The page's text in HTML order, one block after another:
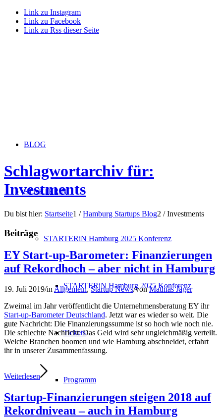
Link zu Instagram
Link zu Facebook
Link zu Rss dieser Seite
BLOG
STARTERiN
STARTERiN Hamburg 2025 Konferenz
STARTERiN Hamburg 2025 Konferenz
Tickets
Programm
Schlagwortarchiv für:
Investments
Du bist hier: Startseite1 / Hamburg Startups Blog2 / Investments
Beiträge
EY Start-up-Barometer: Finanzierungen
auf Rekordhoch – aber nicht in Hamburg
19. Juli 2019/inAllgemein,Startup News/vonMathias Jäger
Zweimal im Jahr veröffentlicht die Unternehmensberatung EY ihr
Start-up-Barometer Deutschland. Jetzt war es wieder so weit. Die
gute Nachricht: Die Finanzierungssumme ist so hoch wie noch nie.
Die schlechte Nachricht: Das Geld wird sehr ungleichmäßig verteilt.
Welche Branchen boomen und wie Hamburg abschneidet, erfahrt
ihr in unserer Zusammenfassung.
Weiterlesen
Startup-Finanzierungen steigen 2018 auf
Rekordniveau – auch in Hamburg